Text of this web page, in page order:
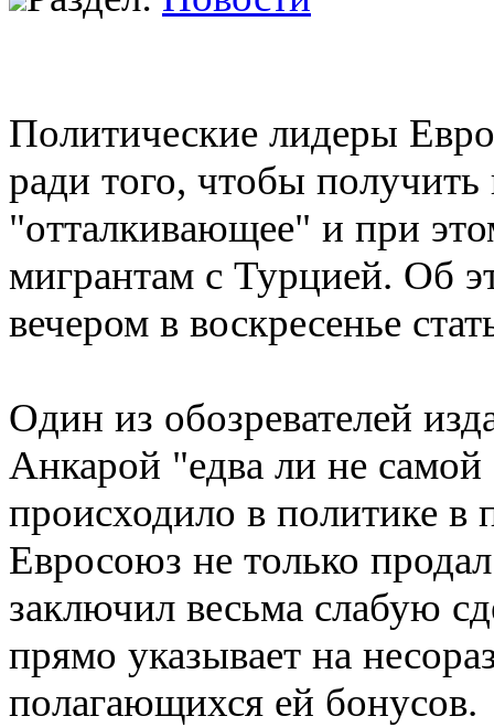
Политические лидеры
ради того, чтобы
"отталкивающее" и при
мигрантам с Турцией. Об
вечером в воскресенье
Один из обозревателей
Анкарой "едва ли не
происходило в политике в
Евросоюз не только
заключил весьма слабую
прямо указывает на
полагающихся ей бонусов.